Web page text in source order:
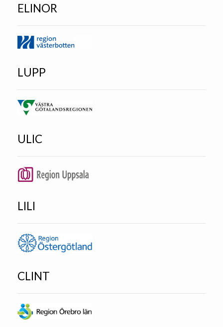
ELINOR
LUPP
ULIC
LILI
CLINT